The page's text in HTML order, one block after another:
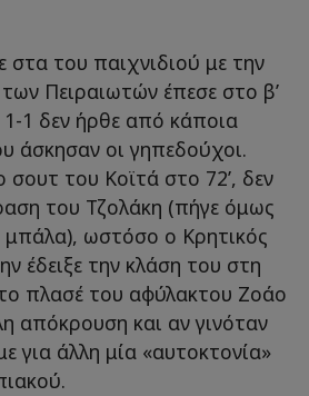
στα του παιχνιδιού με την
Πειραιωτών έπεσε στο β’
1 δεν ήρθε από κάποια
άσκησαν οι γηπεδούχοι.
του Κοϊτά στο 72’, δεν
του Τζολάκη (πήγε όμως
ωστόσο ο Κρητικός
έδειξε την κλάση του στη
πλασέ του αφύλακτου Ζοάο
απόκρουση και αν γινόταν
για άλλη μία «αυτοκτονία»